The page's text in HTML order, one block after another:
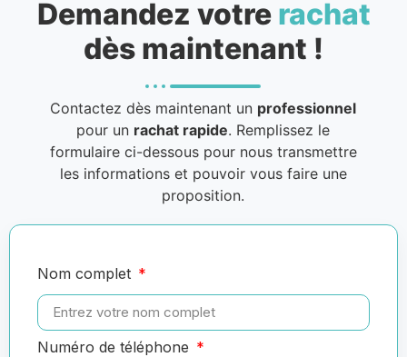
Demandez votre rachat
dès maintenant !
Contactez dès maintenant un professionnel
pour un rachat rapide. Remplissez le
formulaire ci-dessous pour nous transmettre
les informations et pouvoir vous faire une
proposition.
Nom complet
Numéro de téléphone